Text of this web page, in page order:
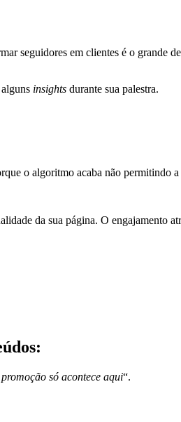
seguidores em clientes é o grande
insights durante sua palestra.
o algoritmo acaba não permitindo
da sua página. O engajamento
promoção só acontece aqui“.